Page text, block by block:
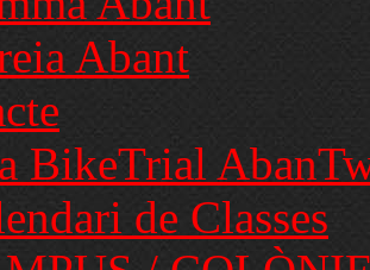
Abant
BikeTrial
de Classes